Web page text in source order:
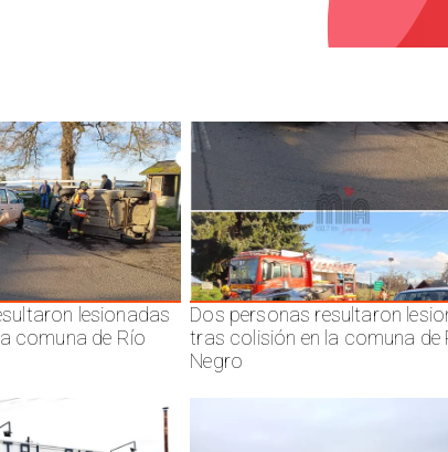
lesionadas
comuna de Río
Dos personas resultaron
tras colisión en la comuna de
Negro